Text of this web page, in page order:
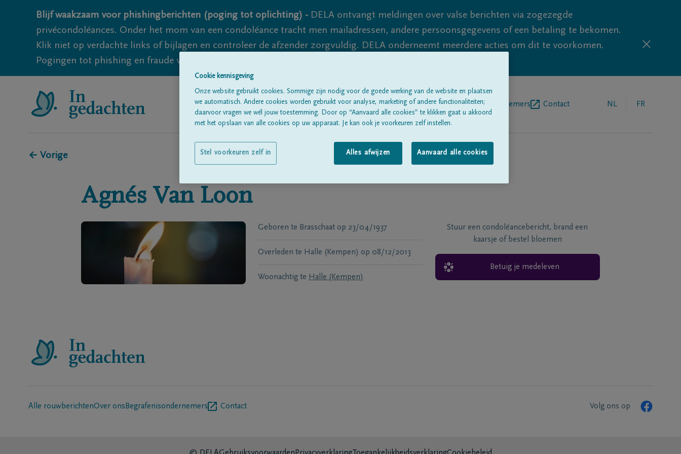
Blijf waakzaam voor phishingberichten (poging tot oplichting) - DELA ontvangt meldingen over valse berichten via zogezegde
privécondoléances. Onder het mom van een condoléance tracht men mailadressen, andere persoonsgegevens of een betaling te bekomen.
Klik niet op verdachte links of bijlagen en controleer de afzender zorgvuldig. DELA onderneemt meerdere acties om dit te voorkomen.
Pogingen tot phishing en fraude vallen echter nooit volledig uit te sluiten, dus blijf waakzaam.
Alle rouwberichten Over onsBegrafenisondernemers Contact NL FR
← Vorige
Agnés Van Loon
Geboren te Brasschaat op 23/04/1937
Overleden te Halle (Kempen) op 08/12/2013
Woonachtig te Halle (Kempen)
Stuur een condoléancebericht, brand een
kaarsje of bestel bloemen
Betuig je medeleven
Alle rouwberichtenOver ons Begrafenisondernemers Contact Volg ons op
Cookie kennisgeving
Onze website gebruikt cookies. Sommige zijn nodig voor de goede werking van de website en plaatsen
we automatisch. Andere cookies worden gebruikt voor analyse, marketing of andere functionaliteiten;
daarvoor vragen we wél jouw toestemming. Door op “Aanvaard alle cookies” te klikken gaat u akkoord
met het opslaan van alle cookies op uw apparaat. Je kan ook je voorkeuren zelf instellen.
Alles afwijzen Aanvaard alle cookies
Stel voorkeuren zelf in